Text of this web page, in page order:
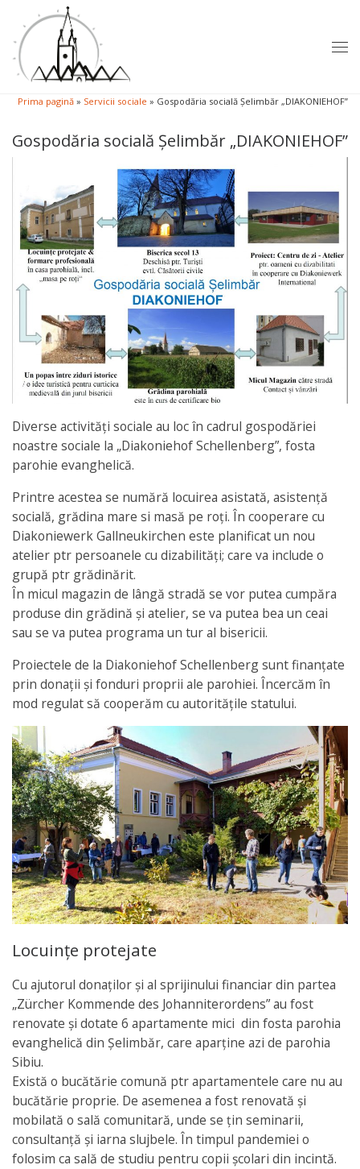
Sari la conținut
Prima pagină » Servicii sociale » Gospodăria socială Șelimbăr „DIAKONIEHOF”
Gospodăria socială Șelimbăr „DIAKONIEHOF”
Diverse activități sociale au loc în cadrul gospodăriei
noastre sociale la „Diakoniehof Schellenberg”, fosta
parohie evanghelică.
Printre acestea se numără locuirea asistată, asistență
socială, grădina mare si masă pe roţi. În cooperare cu
Diakoniewerk Gallneukirchen este planificat un nou
atelier ptr persoanele cu dizabilități; care va include o
grupă ptr grădinărit.
În micul magazin de lângă stradă se vor putea cumpăra
produse din grădină și atelier, se va putea bea un ceai
sau se va putea programa un tur al bisericii.
Proiectele de la Diakoniehof Schellenberg sunt finanțate
prin donații și fonduri proprii ale parohiei. Încercăm în
mod regulat să cooperăm cu autoritățile statului.
Locuințe protejate
Cu ajutorul donaţilor şi al sprijinului financiar din partea
„Zürcher Kommende des Johanniterordens” au fost
renovate şi dotate 6 apartamente mici din fosta parohia
evanghelică din Şelimbăr, care aparține azi de parohia
Sibiu.
Există o bucătărie comună ptr apartamentele care nu au
bucătărie proprie. De asemenea a fost renovată și
mobilată o sală comunitară, unde se țin seminarii,
consultanță și iarna slujbele. În timpul pandemiei o
folosim ca sală de studiu pentru copii școlari din incintă.